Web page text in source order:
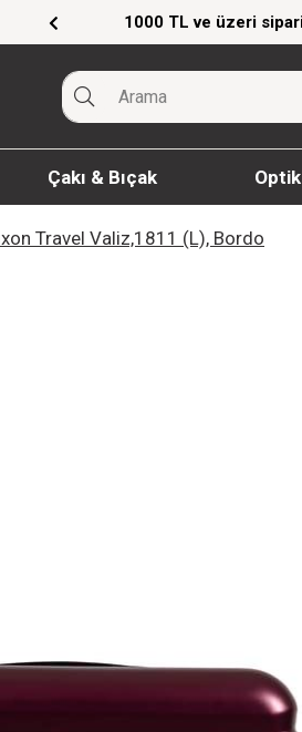
ücretsiz kargo
Çakı & Bıçak Optik
Travel Valiz,1811 (L), Bordo